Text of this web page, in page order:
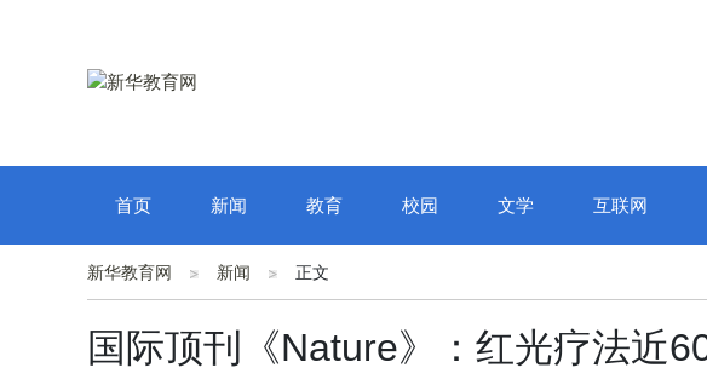
首页 新闻 教育 校园 文学 互联网
新华教育网 新闻 正文
国际顶刊《Nature》：红光疗法近